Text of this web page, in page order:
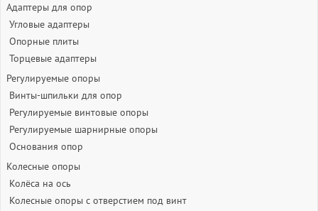
Адаптеры для опор
Угловые адаптеры
Опорные плиты
Торцевые адаптеры
Регулируемые опоры
Винты-шпильки для опор
Регулируемые винтовые опоры
Регулируемые шарнирные опоры
Основания опор
Колесные опоры
Колёса на ось
Колесные опоры с отверстием под винт